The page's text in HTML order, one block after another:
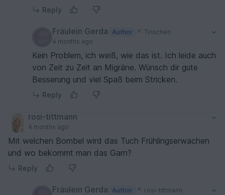
Reply
Fräulein Gerda Author
Tinschen
4 months ago
Kein Problem, ich weiß, wie das ist. Ich leide auch
von Zeit zu Zeit an Migräne. Wünsch dir gute
Besserung und viel Spaß beim Stricken.
Reply
rosi-tittmann
4 months ago
Mit welchen Bombel wird das Tuch Frühlingserwachen
und wo bekommt man das Garn?
Reply
Fräulein Gerda Author
rosi-tittmann